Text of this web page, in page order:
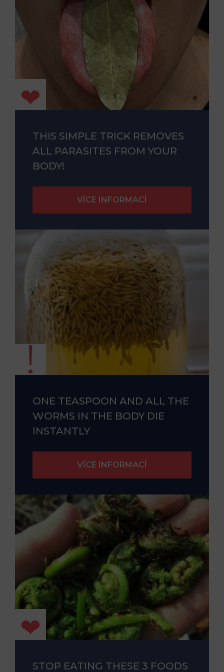
THIS SIMPLE TRICK REMOVES
ALL PARASITES FROM YOUR
BODY!
ONE TEASPOON AND ALL THE
WORMS IN THE BODY DIE
INSTANTLY
STOP EATING THESE 3 FOODS